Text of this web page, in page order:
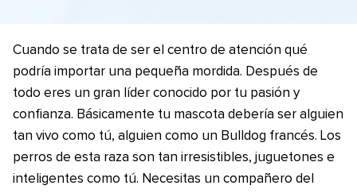
Cuando se trata de ser el centro de atención qué
podría importar una pequeña mordida. Después de
todo eres un gran líder conocido por tu pasión y
confianza. Básicamente tu mascota debería ser alguien
tan vivo como tú, alguien como un Bulldog francés. Los
perros de esta raza son tan irresistibles, juguetones e
inteligentes como tú. Necesitas un compañero del